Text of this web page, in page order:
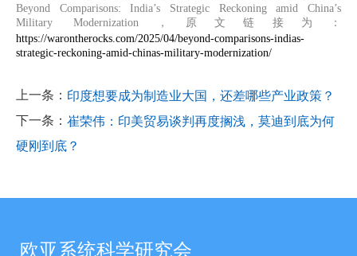
Beyond Comparisons: India’s Strategic Reckoning amid China’s
Military Modernization，原文链接为：
https://warontherocks.com/2025/04/beyond-comparisons-indias-
strategic-reckoning-amid-chinas-military-modernization/
上一条： 印度想要成为制造业大国，还差哪些产业政策？
下一条： 崔荣伟：印美贸易谈判再度搁浅，莫迪到底为何
硬刚到底？
欧亚系统科学研究会